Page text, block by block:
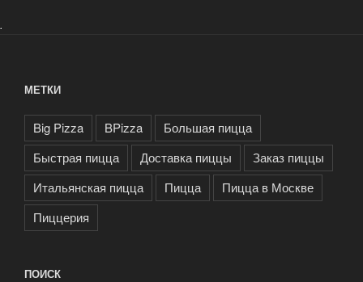
.
МЕТКИ
Big Pizza BPizza
Большая пицца
Быстрая пицца
Доставка пиццы
Заказ пиццы
Итальянская пицца
Пицца
Пицца в Москве
Пиццерия
ПОИСК